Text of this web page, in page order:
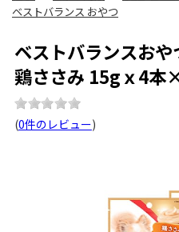
ベストバランス おやつ
ベストバランスお
鶏ささみ 15gｘ4本
(0件のレビュー)